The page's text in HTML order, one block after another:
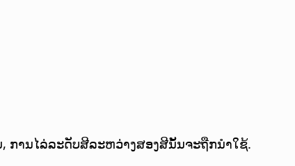
ການໄລ່ລະດັບສີລະຫວ່າງສອງສີນັ້ນຈະຖືກນຳໃຊ້.